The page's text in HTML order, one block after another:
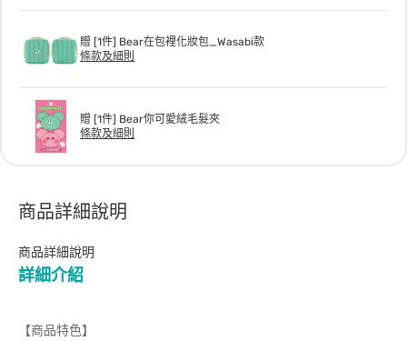
贈 [1件] Bear在包裡化妝包_Wasabi款
條款及細則
贈 [1件] Bear你可愛絨毛髮夾
條款及細則
商品詳細說明
商品詳細說明
詳細介紹
【商品特色】